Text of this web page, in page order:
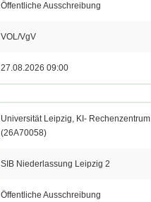
Öffentliche Ausschreibung
VOL/VgV
27.08.2026 09:00
Universität Leipzig, KI- Rechenzentrum
(26A70058)
SIB Niederlassung Leipzig 2
Öffentliche Ausschreibung